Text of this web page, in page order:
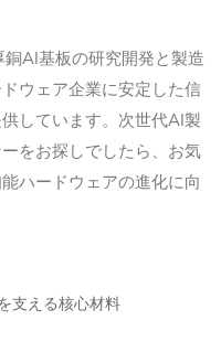
AI基板の研究開発と製造
ウェア企業に安定した信
しています。次世代AI製
をお探しでしたら、お気
ハードウェアの進化に向
支える核心材料